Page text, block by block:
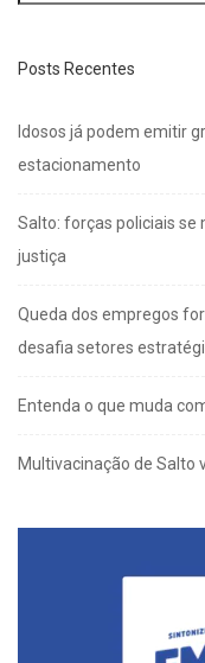
Posts Recentes
Idosos já podem emitir
estacionamento
Salto: forças policiais se
justiça
Queda dos empregos
desafia setores
Entenda o que muda
Multivacinação de Salto